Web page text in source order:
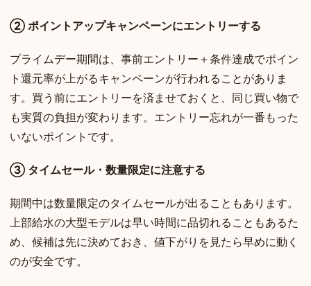
② ポイントアップキャンペーンにエントリーする
プライムデー期間は、事前エントリー＋条件達成でポイン
ト還元率が上がるキャンペーンが行われることがありま
す。買う前にエントリーを済ませておくと、同じ買い物で
も実質の負担が変わります。エントリー忘れが一番もった
いないポイントです。
③ タイムセール・数量限定に注意する
期間中は数量限定のタイムセールが出ることもあります。
上部給水の大型モデルは早い時間に品切れることもあるた
め、候補は先に決めておき、値下がりを見たら早めに動く
のが安全です。